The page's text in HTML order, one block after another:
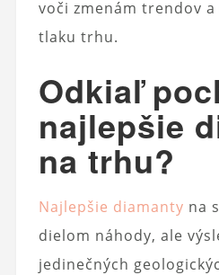
voči zmenám trendov
tlaku trhu.
Odkiaľ
najlepšie
na trhu?
Najlepšie diamanty na
dielom náhody, ale
jedinečných